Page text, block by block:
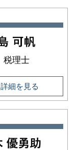
税理士
詳細を見る